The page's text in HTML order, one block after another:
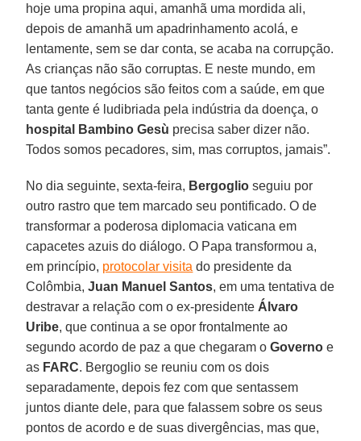
hoje uma propina aqui, amanhã uma mordida ali,
depois de amanhã um apadrinhamento acolá, e
lentamente, sem se dar conta, se acaba na corrupção.
As crianças não são corruptas. E neste mundo, em
que tantos negócios são feitos com a saúde, em que
tanta gente é ludibriada pela indústria da doença, o
hospital Bambino Gesù precisa saber dizer não.
Todos somos pecadores, sim, mas corruptos, jamais”.
No dia seguinte, sexta-feira, Bergoglio seguiu por
outro rastro que tem marcado seu pontificado. O de
transformar a poderosa diplomacia vaticana em
capacetes azuis do diálogo. O Papa transformou a,
em princípio, protocolar visita do presidente da
Colômbia,Juan Manuel Santos, em uma tentativa de
destravar a relação com o ex-presidente Álvaro
Uribe, que continua a se opor frontalmente ao
segundo acordo de paz a que chegaram oGoverno e
as FARC. Bergoglio se reuniu com os dois
separadamente, depois fez com que sentassem
juntos diante dele, para que falassem sobre os seus
pontos de acordo e de suas divergências, mas que,